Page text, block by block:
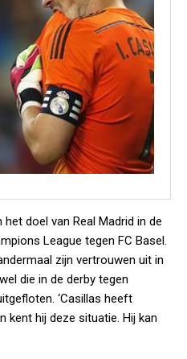
doel van Real Madrid in de
League tegen FC Basel.
zijn vertrouwen uit in
die in de derby tegen
‘Casillas heeft
kent hij deze situatie. Hij kan